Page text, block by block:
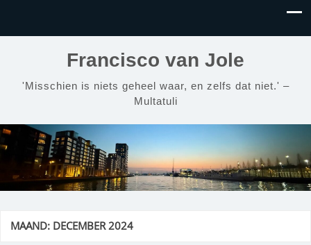
Francisco van Jole
'Misschien is niets geheel waar, en zelfs dat niet.' –
Multatuli
MAAND: DECEMBER 2024